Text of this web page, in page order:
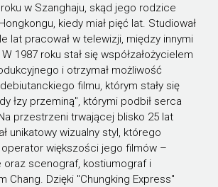
w Szanghaju, skąd jego rodzice
kiedy miał pięć lat. Studiował
lat pracował w telewizji, między innymi
1987 roku stał się współzałożycielem
i otrzymał możliwość
filmu, którym stały się
łzy przeminą", którymi podbił serca
przestrzeni trwającej blisko 25 lat
unikatowy wizualny styl, którego
większości jego filmów –
oraz scenograf, kostiumograf i
Chang. Dzięki "Chungking Express"